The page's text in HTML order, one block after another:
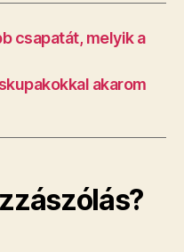
csapatát, melyik a
akarom